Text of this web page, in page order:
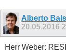
Alberto
20.05.2016
Herr Weber: